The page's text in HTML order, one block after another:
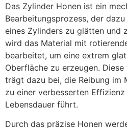
Das Zylinder Honen ist ein
Bearbeitungsprozess, der
eines Zylinders zu glätten und
wird das Material mit
bearbeitet, um eine extrem
Oberfläche zu erzeugen.
trägt dazu bei, die Reibung im
zu einer verbesserten
Lebensdauer führt.
Durch das präzise Honen